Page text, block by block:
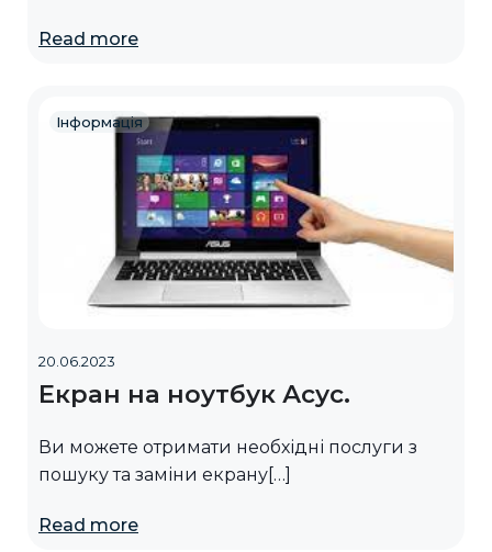
Read more
Інформація
20.06.2023
Екран на ноутбук Асус.
Ви можете отримати необхідні послуги з
пошуку та заміни екрану[…]
Read more